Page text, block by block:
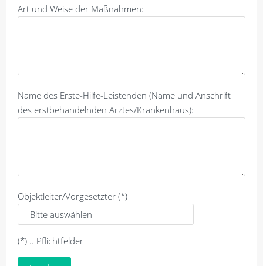
Art und Weise der Maßnahmen:
Name des Erste-Hilfe-Leistenden (Name und Anschrift
des erstbehandelnden Arztes/Krankenhaus):
Objektleiter/Vorgesetzter (*)
(*) .. Pflichtfelder